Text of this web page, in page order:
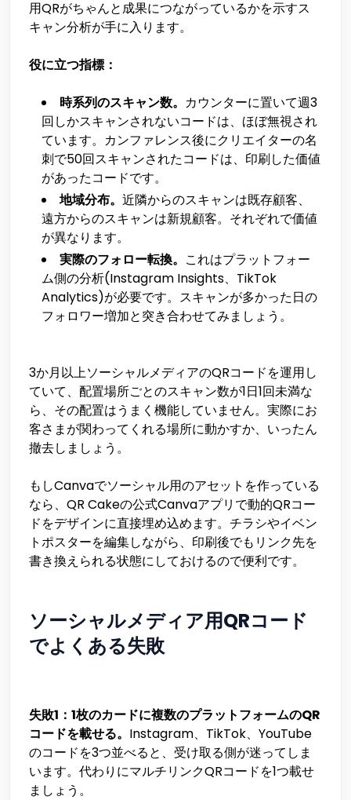
用QRがちゃんと成果につながっているかを示すス
キャン分析が手に入ります。
役に立つ指標：
時系列のスキャン数。 カウンターに置いて週3
回しかスキャンされないコードは、ほぼ無視され
ています。カンファレンス後にクリエイターの名
刺で50回スキャンされたコードは、印刷した価値
があったコードです。
地域分布。 近隣からのスキャンは既存顧客、
遠方からのスキャンは新規顧客。それぞれで価値
が異なります。
実際のフォロー転換。 これはプラットフォー
ム側の分析(Instagram Insights、TikTok
Analytics)が必要です。スキャンが多かった日の
フォロワー増加と突き合わせてみましょう。
3か月以上ソーシャルメディアのQRコードを運用し
ていて、配置場所ごとのスキャン数が1日1回未満な
ら、その配置はうまく機能していません。実際にお
客さまが関わってくれる場所に動かすか、いったん
撤去しましょう。
もしCanvaでソーシャル用のアセットを作っている
なら、QR Cakeの公式Canvaアプリで動的QRコー
ドをデザインに直接埋め込めます。チラシやイベン
トポスターを編集しながら、印刷後でもリンク先を
書き換えられる状態にしておけるので便利です。
ソーシャルメディア用QRコード
でよくある失敗
失敗1：1枚のカードに複数のプラットフォームのQR
コードを載せる。 Instagram、TikTok、YouTube
のコードを3つ並べると、受け取る側が迷ってしま
います。代わりにマルチリンクQRコードを1つ載せ
ましょう。